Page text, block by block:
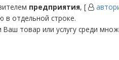
предприятия, [
в отдельной строке.
товар или услугу среди